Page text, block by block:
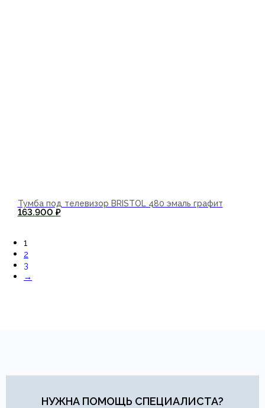
Тумба под телевизор BRISTOL 480 эмаль графит
163.900 ₽
1
2
3
→
НУЖНА ПОМОЩЬ СПЕЦИАЛИСТА?